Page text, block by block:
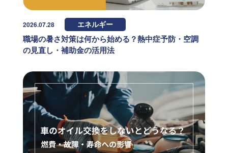
2026.07.28 エネルギー
職場の暑さ対策は何から始める？熱中症予防・空調
の見直し・補助金の活用法